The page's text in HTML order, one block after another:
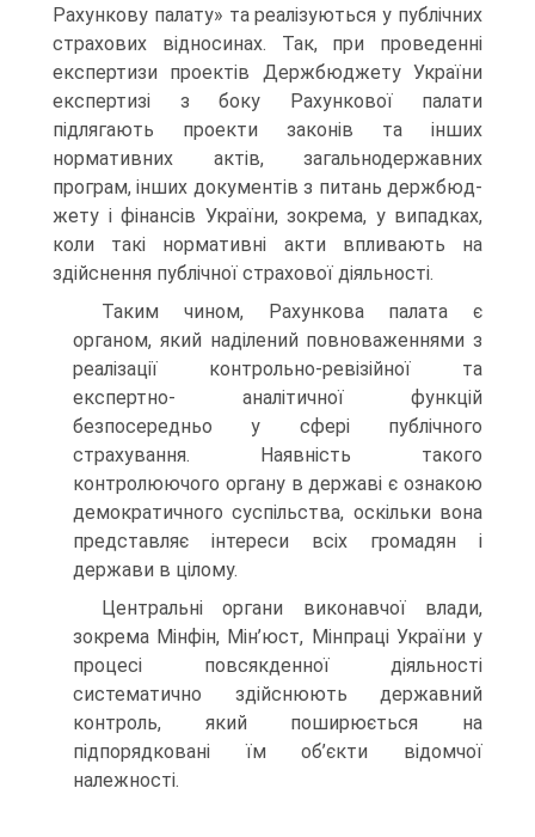
Рахункову палату» та реалізуються у публічних
страхових відносинах. Так, при проведенні
експертизи проектів Держбюджету України
експертизі з боку Рахункової палати
підлягають проекти законів та інших
нормативних актів, загальнодержавних
програм, інших документів з питань держбюд­
жету і фінансів України, зокрема, у випадках,
коли такі нормативні акти впливають на
здійснення публічної страхової діяльності.
Таким чином, Рахункова палата є
органом, який наділений повноваженнями з
реалізації контрольно-ревізійної та
експертно- аналітичної функцій
безпосередньо у сфері публічного
страхування. Наявність такого
контролюючого органу в державі є ознакою
демократичного суспільства, оскільки вона
представляє інтереси всіх громадян і
держави в цілому.
Центральні органи виконавчої влади,
зокрема Мінфін, Мін’юст, Мінпраці України у
процесі повсякденної діяльності
систематично здійснюють державний
контроль, який поширюється на
підпорядковані їм об’єкти відомчої
належності.